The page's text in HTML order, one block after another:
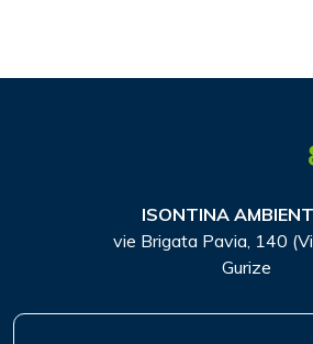
ISONTINA
vie Brigata Pavia, 140
Gurize